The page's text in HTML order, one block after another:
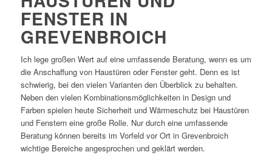
FENSTER IN
GREVENBROICH
Ich lege großen Wert auf eine umfassende Beratung, wenn es um
die Anschaffung von Haustüren oder Fenster geht. Denn es ist
schwierig, bei den vielen Varianten den Überblick zu behalten.
Neben den vielen Kombinationsmöglichkeiten in Design und
Farben spielen heute Sicherheit und Wärmeschutz bei Haustüren
und Fenstern eine große Rolle. Nur durch eine umfassende
Beratung können bereits im Vorfeld vor Ort in Grevenbroich
wichtige Bereiche angesprochen und geklärt werden.